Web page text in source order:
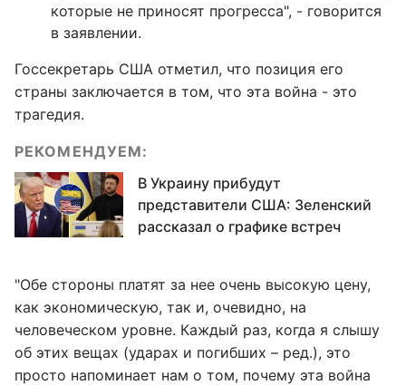
которые не приносят прогресса", - говорится
в заявлении.
Госсекретарь США отметил, что позиция его
страны заключается в том, что эта война - это
трагедия.
РЕКОМЕНДУЕМ:
В Украину прибудут
представители США: Зеленский
рассказал о графике встреч
"Обе стороны платят за нее очень высокую цену,
как экономическую, так и, очевидно, на
человеческом уровне. Каждый раз, когда я слышу
об этих вещах (ударах и погибших – ред.), это
просто напоминает нам о том, почему эта война